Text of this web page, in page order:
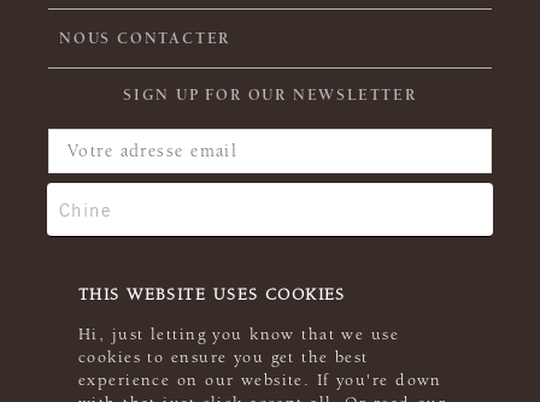
THIS WEBSITE USES COOKIES
Hi, just letting you know that we use
cookies to ensure you get the best
experience on our website. If you're down
NOUS CONTACTER
SIGN UP FOR OUR NEWSLETTER